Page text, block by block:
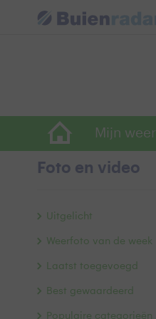
Mijn weer
Foto en video
Uitgelicht
Weerfoto van de week
Laatst toegevoegd
Best gewaardeerd
Populaire categorieën